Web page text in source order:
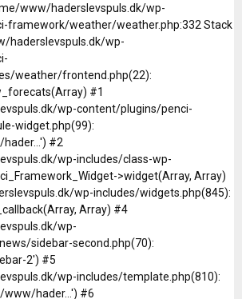
www/haderslevspuls.dk/wp-
framework/weather/weather.php:332 Stack
haderslevspuls.dk/wp-
weather/frontend.php(22):
#1
wp-content/plugins/penci-
widget.php(99):
#2
wp-includes/class-wp-
>widget(Array, Array)
wp-includes/widgets.php(845):
Array) #4
wp-
sidebar-second.php(70):
2') #5
wp-includes/template.php(810):
hader...') #6